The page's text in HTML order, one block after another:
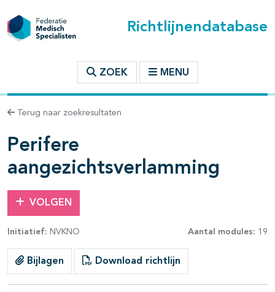
Richtlijnendatabase
ZOEK MENU
Terug naar zoekresultaten
Perifere
aangezichtsverlamming
VOLGEN
Initiatief: NVKNO Aantal modules: 19
Bijlagen Download richtlijn
binnen deze richtlijn